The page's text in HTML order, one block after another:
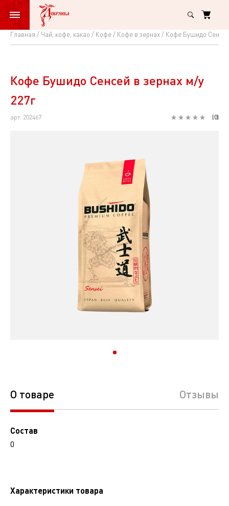
Главная Чай, кофе, какао Кофе Кофе в зернах Кофе Бушидо
Кофе
Сенсей
зернах
Кофе Бушидо Сенсей в зернах м/у
227г
арт: 202467 (0)
О товаре Отзывы
Состав
0
Характеристики товара